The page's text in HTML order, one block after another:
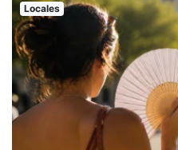
Locales